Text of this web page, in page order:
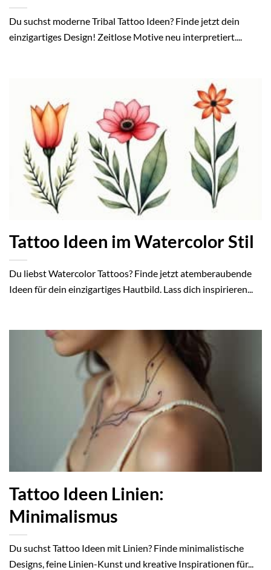
Du suchst moderne Tribal Tattoo Ideen? Finde jetzt dein
einzigartiges Design! Zeitlose Motive neu interpretiert....
Tattoo Ideen im Watercolor Stil
Du liebst Watercolor Tattoos? Finde jetzt atemberaubende
Ideen für dein einzigartiges Hautbild. Lass dich inspirieren...
Tattoo Ideen Linien:
Minimalismus
Du suchst Tattoo Ideen mit Linien? Finde minimalistische
Designs, feine Linien-Kunst und kreative Inspirationen für...